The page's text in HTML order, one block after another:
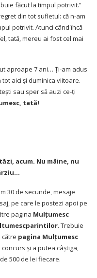
făcut la timpul potrivit.”
din tot sufletul: că n-am
potrivit. Atunci când încă
tată, mereu ai fost cel mai
aproape 7 ani… Ți-am adus
aici și duminica viitoare.
sau sper să auzi ce-ți
tată!
acum. Nu mâine, nu
30 de secunde, mesaje
pe care le postezi apoi pe
pagina Mulțumesc
. Trebuie
către pagina Mulțumesc
și a putea câștiga,
500 de lei fiecare.